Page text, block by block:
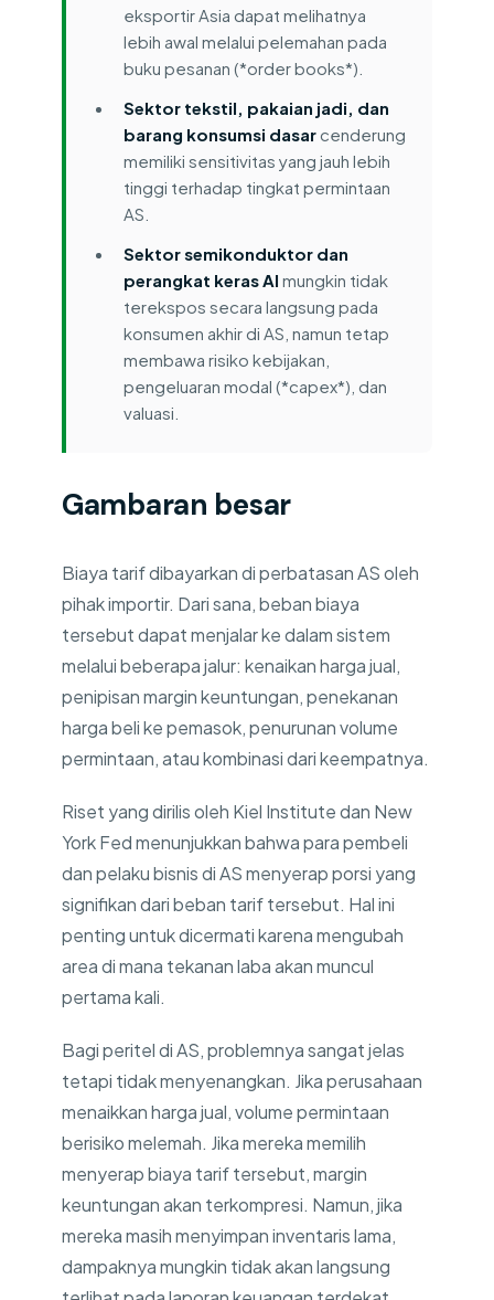
eksportir Asia dapat melihatnya
lebih awal melalui pelemahan pada
buku pesanan (*order books*).
Sektor tekstil, pakaian jadi, dan
barang konsumsi dasarcenderung
memiliki sensitivitas yang jauh lebih
tinggi terhadap tingkat permintaan
AS.
Sektor semikonduktor dan
perangkat keras AI mungkin tidak
terekspos secara langsung pada
konsumen akhir di AS, namun tetap
membawa risiko kebijakan,
pengeluaran modal (*capex*), dan
valuasi.
Gambaran besar
Biaya tarif dibayarkan di perbatasan AS oleh
pihak importir. Dari sana, beban biaya
tersebut dapat menjalar ke dalam sistem
melalui beberapa jalur: kenaikan harga jual,
penipisan margin keuntungan, penekanan
harga beli ke pemasok, penurunan volume
permintaan, atau kombinasi dari keempatnya.
Riset yang dirilis oleh Kiel Institute dan New
York Fed menunjukkan bahwa para pembeli
dan pelaku bisnis di AS menyerap porsi yang
signifikan dari beban tarif tersebut. Hal ini
penting untuk dicermati karena mengubah
area di mana tekanan laba akan muncul
pertama kali.
Bagi peritel di AS, problemnya sangat jelas
tetapi tidak menyenangkan. Jika perusahaan
menaikkan harga jual, volume permintaan
berisiko melemah. Jika mereka memilih
menyerap biaya tarif tersebut, margin
keuntungan akan terkompresi. Namun, jika
mereka masih menyimpan inventaris lama,
dampaknya mungkin tidak akan langsung